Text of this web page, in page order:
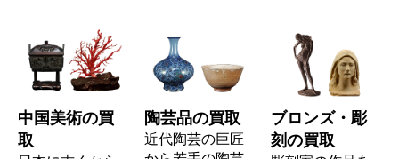
中国美術の買
取
陶芸品の買取
近代陶芸の巨匠
ブロンズ・彫
刻の買取